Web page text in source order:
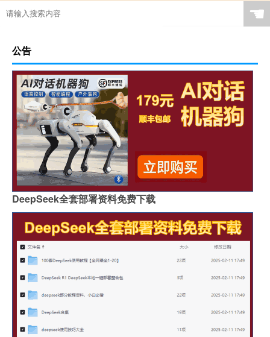
☚
公告
DeepSeek全套部署资料免费下载